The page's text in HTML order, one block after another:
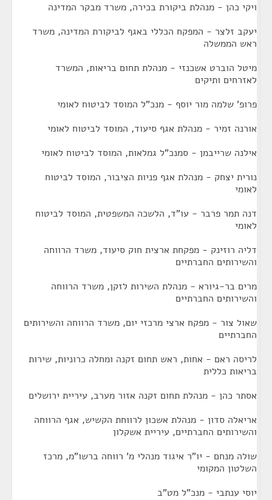
ויקי כהן - מנהלת ביקורת בכירה, משרד מבקר המדינה
יעקב זלצר - המפקח הכללי באגף לביקורת המדינה, משרד
ראש הממשלה
מיטל הוברט אשכנזי - מנהלת תחום בריאות, המשרד
לאזרחים ותיקים
פרופ' שלמה מור יוסף - מנכ"ל המוסד לביטוח לאומי
אורנה זמיר - מנהלת אגף סיעוד, המוסד לביטוח לאומי
אילנה שרייבמן - סמנכ"ל גמלאות, המוסד לביטוח לאומי
נורית יצחק - מנהלת אגף פניות הציבור, המוסד לביטוח
לאומי
דנה תמר פרבר - עו"ד, הלשכה המשפטית, המוסד לביטוח
לאומי
דליה רוזינק - מפקחת ארצית חוק סיעוד, משרד הרווחה
והשירותים החברתיים
מרים בר-גיורא - מנהלת השירות לזקן, משרד הרווחה
והשירותים החברתיים
שאול צור - מפקח ארצי מרכזי יום, משרד הרווחה והשירותים
החברתיים
לריסה ראם - אחות, ראש תחום זקנה ומחלה כרוניות, שירות
בריאות כללית
אסתר כהן - מנהלת תחום זקנה אזור מערב, עיריית ירושלים
אריאלה סדון - מנהלת אשכון לרווחת הקשיש, אגף הרווחה
והשירותים החברתיים, עיריית אשקלון
שולה מנחם - יו"ר איגוד מנהלי מ' רווחה ברשו"מ, מרכז
השלטון המקומי
יוסי ענתבי - מנכ"ל מט"ב